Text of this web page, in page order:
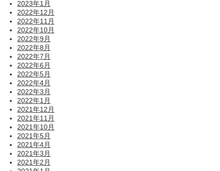
2023年1月
2022年12月
2022年11月
2022年10月
2022年9月
2022年8月
2022年7月
2022年6月
2022年5月
2022年4月
2022年3月
2022年1月
2021年12月
2021年11月
2021年10月
2021年5月
2021年4月
2021年3月
2021年2月